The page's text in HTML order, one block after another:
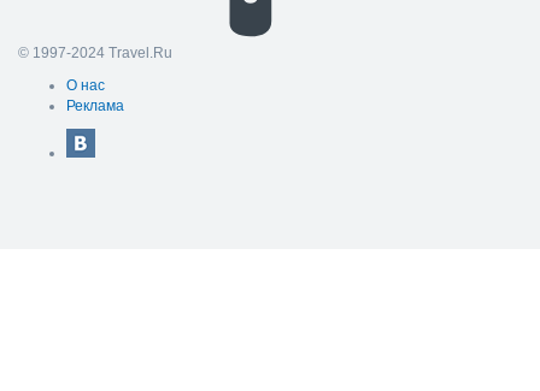
© 1997-2024 Travel.Ru
О нас
Реклама